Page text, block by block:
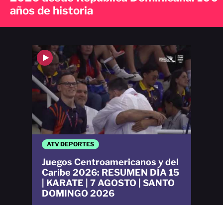
años de historia
ATV DEPORTES
Juegos Centroamericanos y del
Caribe 2026: RESUMEN DÍA 15
| KARATE | 7 AGOSTO | SANTO
DOMINGO 2026